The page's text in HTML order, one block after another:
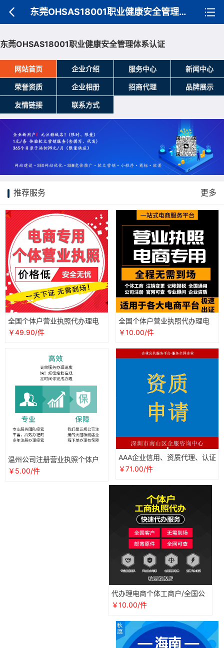
东莞OHSAS18001职业健康安全管理体系认证
东莞OHSAS18001职业健康安全管理体系认证
网站首页 企业介绍 服务中心 新闻中心
荣誉资质 企业相册 招商代理 品牌展示
友情链接 联系方式
推荐服务 更多
全国个体户营业执照代办理电
商认证个人公司工商注册抖音
企业海南
￥49.90/件
全国个体户营业执照代办理电
商认证公司工商注册抖音企业
店铺注销
￥10.00/件
温州公司注册营业执照个体户
电商代办认证地址异常解除挂
￥5.00/件
AAA企业信用、资质代理、认证
代办
￥71.00/件
代办理电商个体工商户/全国公
司营业执照/抖音企业店铺注册
￥10.00/件